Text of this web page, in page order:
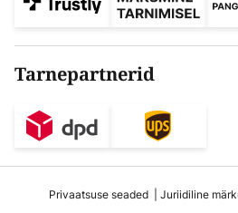
Tarnepartnerid
Privaatsuse seaded Juriidiline